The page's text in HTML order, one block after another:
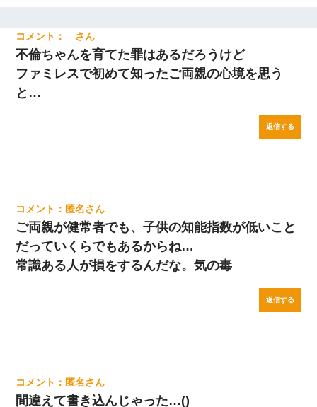
不倫ちゃんを育てた罪はあるだろうけど
ファミレスで初めて知ったご両親の心境を思う
と…
返信する
匿名
ご両親が健常者でも、子供の知能指数が低いこと
だっていくらでもあるからね…
常識ある人が損をするんだな。気の毒
返信する
匿名
間違えて書き込んじゃった…()